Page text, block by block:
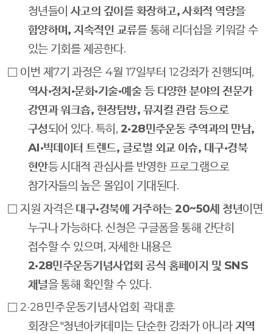
청년들이 사고의 깊이를 확장하고,사회적 역량을
함양하며,지속적인 교류를 통해 리더십을 키워갈 수
있는 기회를 제공한다.
□ 이번 제7기 과정은 4월 17일부터 12강좌가 진행되며,
역사·정치·문화·기술·예술 등 다양한 분야의 전문가
강연과 워크숍, 현장탐방, 뮤지컬 관람 등으로
구성되어 있다. 특히 , 2·28민주운동 주역과의 만남,
AI·빅데이터 트렌드, 글로벌 외교 이슈, 대구·경북
현안등 시대적 관심사를 반영한 프로그램으로
참가자들의 높은 몰입이 기대된다.
□지원 자격은대구·경북에 거주하는20~50세 청년이면
누구나 가능하다.신청은 구글폼을 통해 간단히
접수할 수 있으며, 자세한 내용은
2·28민주운동기념사업회 공식 홈페이지 및 SNS
채널을 통해 확인할 수 있다.
□ 2·28민주운동기념사업회 곽대훈
회장은"청년아카데미는 단순한 강좌가 아니라지역